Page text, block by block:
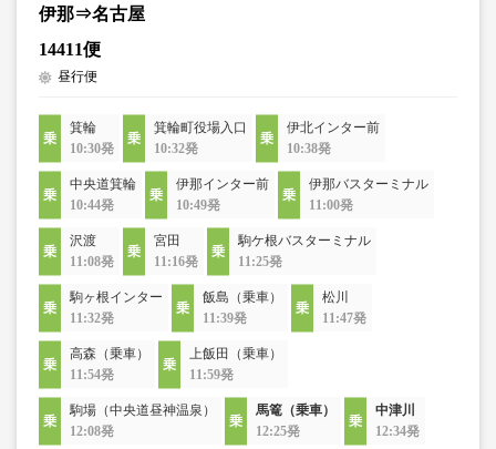
伊那⇒名古屋
14411便
昼行便
箕輪
10:30発
箕輪町役場入口
10:32発
伊北インター前
10:38発
中央道箕輪
10:44発
伊那インター前
10:49発
伊那バスターミナル
11:00発
沢渡
11:08発
宮田
11:16発
駒ケ根バスターミナル
11:25発
駒ヶ根インター
11:32発
飯島（乗車）
11:39発
松川
11:47発
高森（乗車）
11:54発
上飯田（乗車）
11:59発
駒場（中央道昼神温泉）
12:08発
馬篭（乗車）
12:25発
中津川
12:34発